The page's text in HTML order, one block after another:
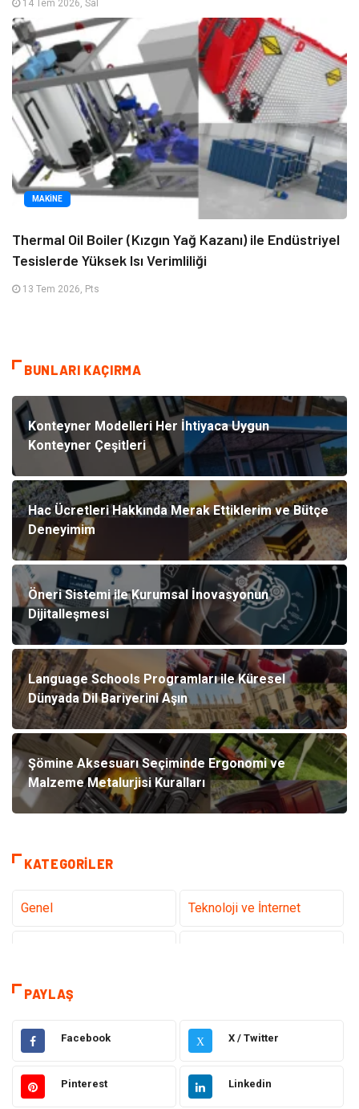
14 Tem 2026, Sal
MAKINE
Thermal Oil Boiler (Kızgın Yağ Kazanı) ile Endüstriyel
Tesislerde Yüksek Isı Verimliliği
13 Tem 2026, Pts
BUNLARI KAÇIRMA
Konteyner Modelleri Her İhtiyaca Uygun
Konteyner Çeşitleri
Hac Ücretleri Hakkında Merak Ettiklerim ve Bütçe
Deneyimim
Öneri Sistemi ile Kurumsal İnovasyonun
Dijitalleşmesi
Language Schools Programları ile Küresel
Dünyada Dil Bariyerini Aşın
Şömine Aksesuarı Seçiminde Ergonomi ve
Malzeme Metalurjisi Kuralları
KATEGORILER
Genel Teknoloji ve İnternet
Dekorasyon
Hukuk Elektrik & Elektronik
Giyim Makine
PAYLAŞ
Facebook X X / Twitter
Pinterest Linkedin